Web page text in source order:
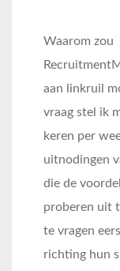
Waarom zou
aan linkruil
vraag stel ik
keren per
uitnodingen
die de
proberen uit
te vragen
richting hun